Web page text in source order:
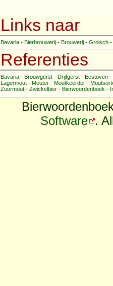
Links naar
Bavaria - Bierbrouwerij - Brouwerij - Grolsch -
Referenties
Bavaria - Brouwgerst - Drijfgerst - Eestoven -
Lagermout - Mouter - Moutkeerder -
Zuurmout - Zwickelbier - Bierwoordenboek -
Software .